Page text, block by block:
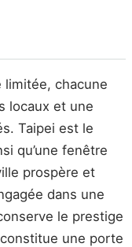
limitée, chacune
locaux et une
Taipei est le
qu’une fenêtre
prospère et
dans une
le prestige
une porte